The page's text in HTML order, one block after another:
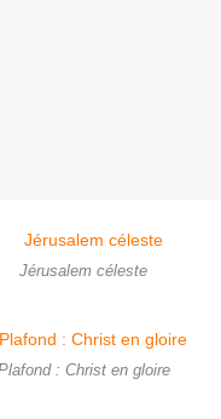
Jérusalem céleste
: Christ en gloire